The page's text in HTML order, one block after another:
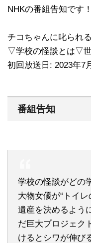
NHKの番組告知です！
チコちゃんに叱られ
▽学校の怪談とは▽
初回放送日: 2023年7
番組告知
学校の怪談がどの
大物女優が“トイ
遺産を決めるよう
だ巨大プロジェク
けるとシワが伸び